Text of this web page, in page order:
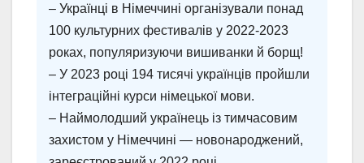
– Українці в Німеччині організували понад
100 культурних фестивалів у 2022-2023
роках, популяризуючи вишиванки й борщ!
– У 2023 році 194 тисячі українців пройшли
інтеграційні курси німецької мови.
– Наймолодший українець із тимчасовим
захистом у Німеччині — новонароджений,